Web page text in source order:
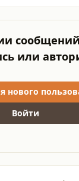
или
нового
Войти